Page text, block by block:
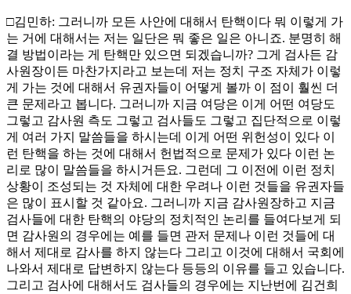
□김민하: 그러니까 모든 사안에 대해서 탄핵이다 뭐 이렇게 가
는 거에 대해서는 저는 일단은 뭐 좋은 일은 아니죠. 분명히 해
결 방법이라는 게 탄핵만 있으면 되겠습니까? 그게 검사든 감
사원장이든 마찬가지라고 보는데 저는 정치 구조 자체가 이렇
게 가는 것에 대해서 유권자들이 어떻게 볼까 이 점이 훨씬 더
큰 문제라고 봅니다. 그러니까 지금 여당은 이게 어떤 여당도
그렇고 감사원 측도 그렇고 검사들도 그렇고 집단적으로 이렇
게 여러 가지 말씀들을 하시는데 이게 어떤 위헌성이 있다 이
런 탄핵을 하는 것에 대해서 헌법적으로 문제가 있다 이런 논
리로 많이 말씀들을 하시거든요. 그런데 그 이전에 이런 정치
상황이 조성되는 것 자체에 대한 우려나 이런 것들을 유권자들
은 많이 표시할 것 같아요. 그러니까 지금 감사원장하고 지금
검사들에 대한 탄핵의 야당의 정치적인 논리를 들여다보게 되
면 감사원의 경우에는 예를 들면 관저 문제나 이런 것들에 대
해서 제대로 감사를 하지 않는다 그리고 이것에 대해서 국회에
나와서 제대로 답변하지 않는다 등등의 이유를 들고 있습니다.
그리고 검사에 대해서도 검사들의 경우에는 지난번에 김건희